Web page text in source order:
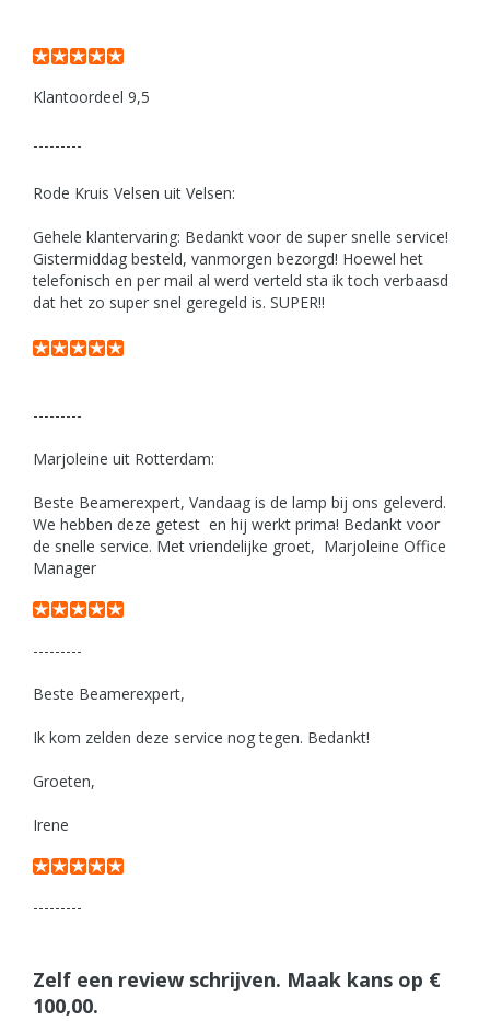
Klantoordeel 9,5
---------
Rode Kruis Velsen uit Velsen:
Gehele klantervaring: Bedankt voor de super snelle service!
Gistermiddag besteld, vanmorgen bezorgd! Hoewel het
telefonisch en per mail al werd verteld sta ik toch verbaasd
dat het zo super snel geregeld is. SUPER!!
---------
Marjoleine uit Rotterdam:
Beste Beamerexpert, Vandaag is de lamp bij ons geleverd.
We hebben deze getest en hij werkt prima! Bedankt voor
de snelle service. Met vriendelijke groet, Marjoleine Office
Manager
---------
Beste Beamerexpert,
Ik kom zelden deze service nog tegen. Bedankt!
Groeten,
Irene
---------
Zelf een review schrijven. Maak kans op €
100,00.